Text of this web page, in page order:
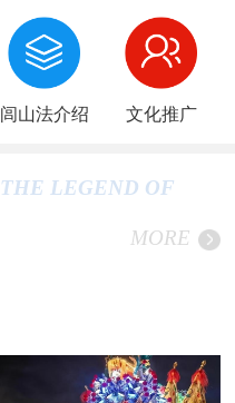
闾山法介绍 文化推广
THE LEGEND OF
MORE